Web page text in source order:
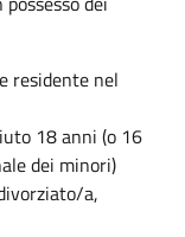
residente nel
18 anni (o 16
dei minori)
a,